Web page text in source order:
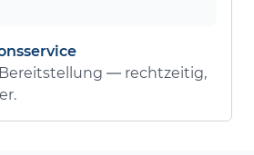
— rechtzeitig,